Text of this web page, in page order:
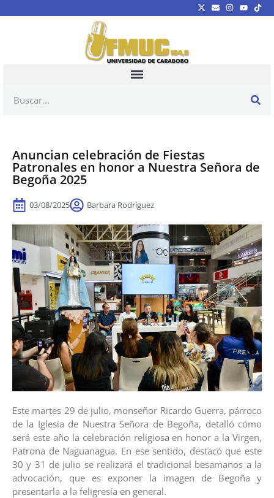
Anuncian celebración de Fiestas
Patronales en honor a Nuestra Señora de
Begoña 2025
03/08/2025 Barbara Rodríguez
Este martes 29 de julio, monseñor Ricardo Guerra, párroco
de la Iglesia de Nuestra Señora de Begoña, detalló cómo
será este año la celebración religiosa en honor a la Virgen,
Patrona de Naguanagua. En ese sentido, destacó que este
30 y 31 de julio se realizará el tradicional besamanos a la
advocación, que es exponer la imagen de Begoña y
presentarla a la feligresía en general.